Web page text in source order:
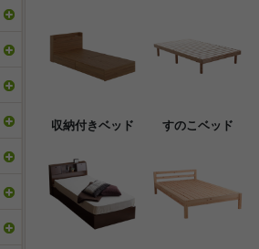
収納付きベッド すのこベッド